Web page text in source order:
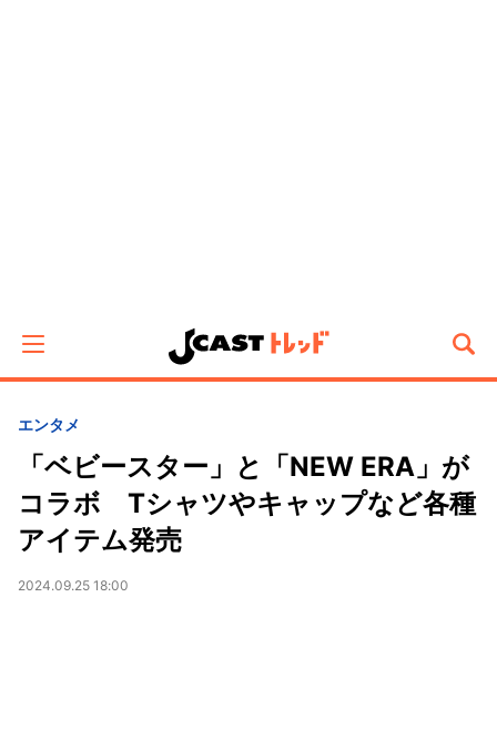
エンタメ
「ベビースター」と「NEW ERA」が
コラボ Tシャツやキャップなど各種
アイテム発売
2024.09.25 18:00